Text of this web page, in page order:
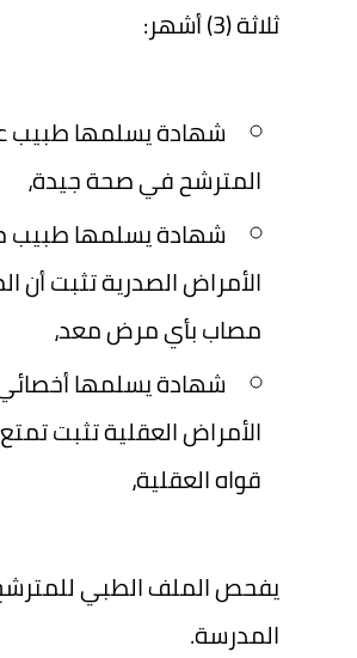
ثلاثة (3) أشهر:
شهادة يسلمها طبيب
المترشح في صحة جيدة،
شهادة يسلمها
الأمراض الصدرية تثبت أن
مصاب بأي مرض معد،
شهادة يسلمها
الأمراض العقلية تثبت
قواه العقلية،
يفحص الملف الطبي
المدرسة.